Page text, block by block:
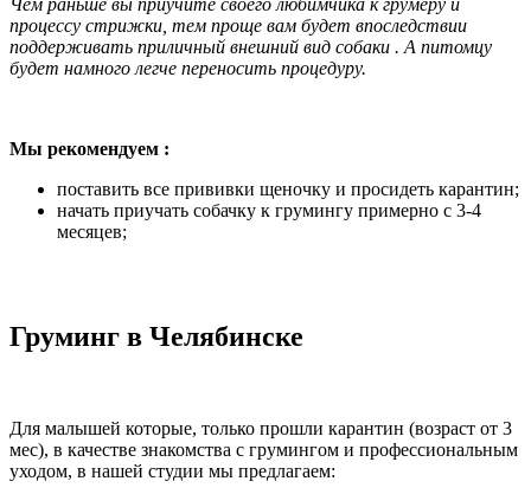
Чем раньше вы приучите своего любимчика к грумеру и
процессу стрижки, тем проще вам будет впоследствии
поддерживать приличный внешний вид собаки . А питомцу
будет намного легче переносить процедуру.
Мы рекомендуем :
поставить все прививки щеночку и просидеть карантин;
начать приучать собачку к грумингу примерно с 3-4
месяцев;
Груминг в Челябинске
Для малышей которые, только прошли карантин (возраст от 3
мес), в качестве знакомства с грумингом и профессиональным
уходом, в нашей студии мы предлагаем: